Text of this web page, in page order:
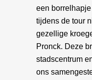
een
tijdens de tour
gezellige
Pronck. Deze
stadscentrum
ons